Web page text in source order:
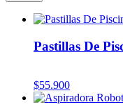
Pastillas De
$55.900